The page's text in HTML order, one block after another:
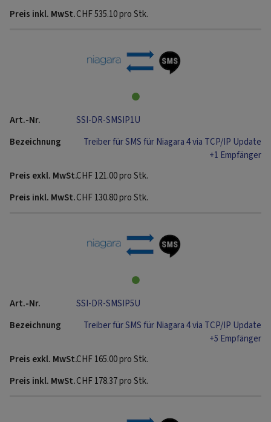
CHF535.10pro Stk.
SSI-DR-SMSIP1U
Treiber für SMS für Niagara 4 via TCP/IP Update
+1 Empfänger
CHF121.00pro Stk.
CHF130.80pro Stk.
SSI-DR-SMSIP5U
Treiber für SMS für Niagara 4 via TCP/IP Update
+5 Empfänger
CHF165.00pro Stk.
CHF178.37pro Stk.